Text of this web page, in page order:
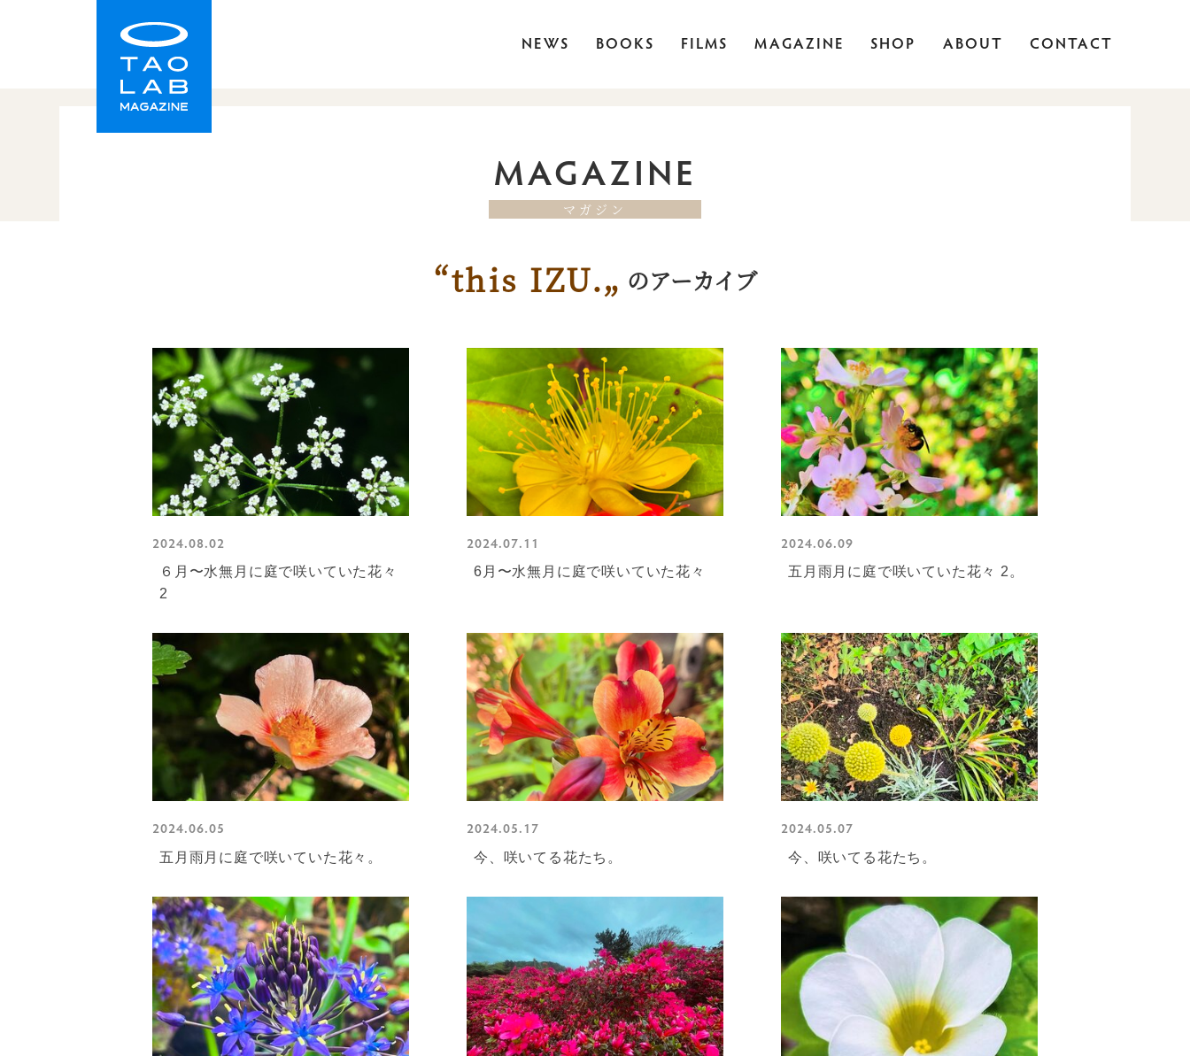
NEWS BOOKS FILMS MAGAZINE SHOP ABOUT CONTACT
MAGAZINE
マガジン
“this IZU.„ のアーカイブ
2024.08.02
６月〜水無月に庭で咲いていた花々
2
2024.07.11
6月〜水無月に庭で咲いていた花々
2024.06.09
五月雨月に庭で咲いていた花々 2。
2024.06.05
五月雨月に庭で咲いていた花々。
2024.05.17
今、咲いてる花たち。
2024.05.07
今、咲いてる花たち。